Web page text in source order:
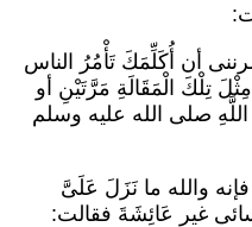
أن أُكَلِّمَكَ تَأْمُرُ الناس
تِلْكَ الْمَقَالَةِ مَرَّتَيْنِ أو
صلى الله عليه وسلم
والله ما نَزَلَ عَلَىَّ
غير عَائِشَةَ فقالت: